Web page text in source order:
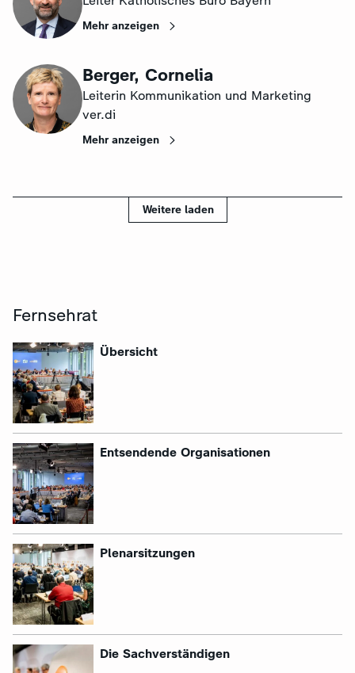
Mehr anzeigen
Berger, Cornelia
Leiterin Kommunikation und Marketing
ver.di
Mehr anzeigen
Weitere laden
Fernsehrat
: Übersicht
: Entsendende Organisationen
: Plenarsitzungen
: Die Sachverständigen